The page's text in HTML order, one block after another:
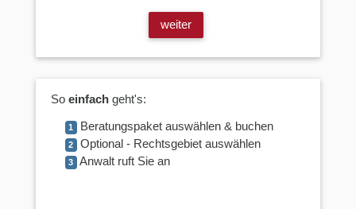
weiter
So einfachgeht's:
1 Beratungspaket auswählen & buchen
2 Optional - Rechtsgebiet auswählen
3 Anwalt ruft Sie an